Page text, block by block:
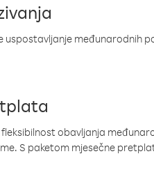
uspostavljanje međunarodnih
obavljanja
S paketom mjesečne